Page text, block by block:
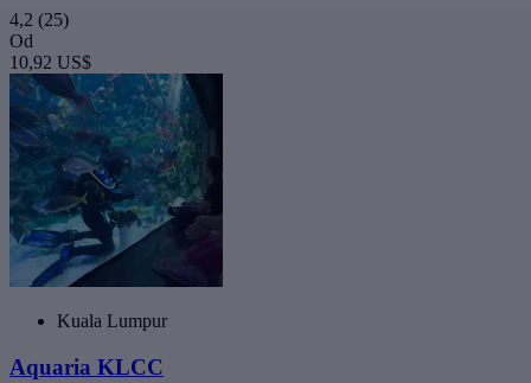
4,2 (25)
Od
10,92 US$
Kuala Lumpur
Aquaria KLCC